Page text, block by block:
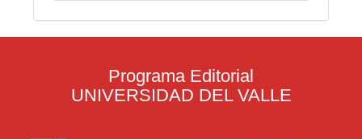
Programa Editorial
UNIVERSIDAD DEL VALLE